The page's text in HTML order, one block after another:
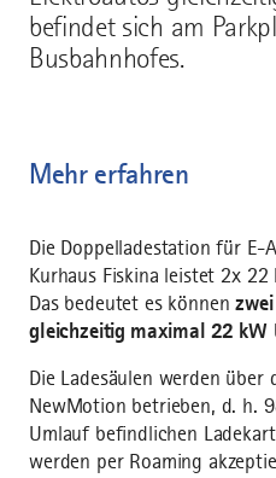
befindet sich am
Busbahnhofes.
Mehr erfahren
Die Doppelladestation für E-
Kurhaus Fiskina leistet 2x 22
Das bedeutet es können
gleichzeitig maximal 22 kW
Die Ladesäulen werden über
NewMotion betrieben, d. h.
Umlauf befindlichen
werden per Roaming